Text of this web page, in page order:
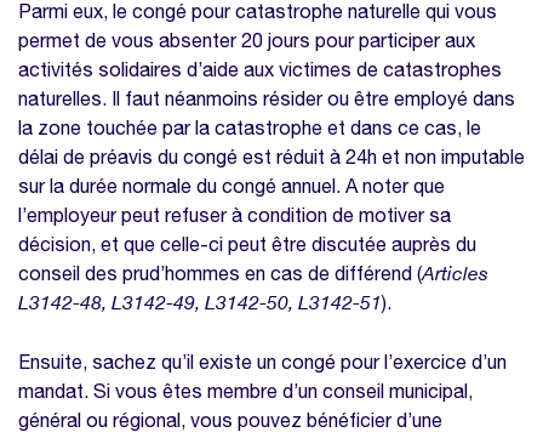
Parmi eux, le congé pour catastrophe naturelle qui vous
permet de vous absenter 20 jours pour participer aux
activités solidaires d’aide aux victimes de catastrophes
naturelles. Il faut néanmoins résider ou être employé dans
la zone touchée par la catastrophe et dans ce cas, le
délai de préavis du congé est réduit à 24h et non imputable
sur la durée normale du congé annuel. A noter que
l’employeur peut refuser à condition de motiver sa
décision, et que celle-ci peut être discutée auprès du
conseil des prud’hommes en cas de différend (Articles
L3142-48, L3142-49, L3142-50, L3142-51).
Ensuite, sachez qu’il existe un congé pour l’exercice d’un
mandat. Si vous êtes membre d’un conseil municipal,
général ou régional, vous pouvez bénéficier d’une